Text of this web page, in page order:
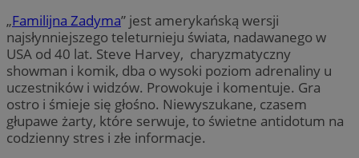
„Familijna Zadyma” jest amerykańską wersji
najsłynniejszego teleturnieju świata, nadawanego w
USA od 40 lat. Steve Harvey, charyzmatyczny
showman i komik, dba o wysoki poziom adrenaliny u
uczestników i widzów. Prowokuje i komentuje. Gra
ostro i śmieje się głośno. Niewyszukane, czasem
głupawe żarty, które serwuje, to świetne antidotum na
codzienny stres i złe informacje.